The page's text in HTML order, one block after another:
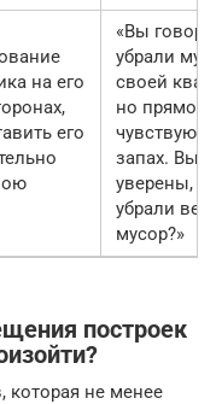
на его
его
«Вы
убрали
своей
но прямо
чувствую
запах. Вы
уверены,
убрали весь
мусор?»
построек
которая не менее